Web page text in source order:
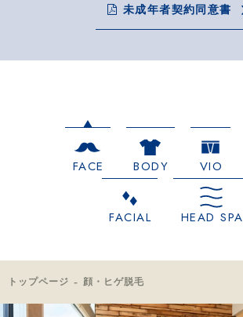
未成年者契約同意書
FACE BODY VIO
FACIAL HEAD SPA
トップページ 顔・ヒゲ脱毛